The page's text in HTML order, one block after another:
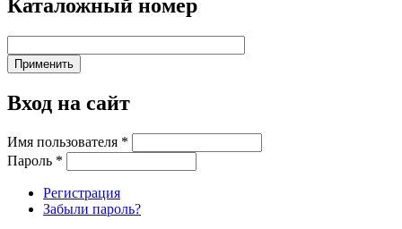
Каталожный номер
Вход на сайт
Имя пользователя *
Пароль *
Регистрация
Забыли пароль?